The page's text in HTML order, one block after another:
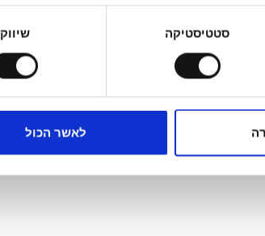
סטטיסטיקה שיווק
לאשר הכול
לעת